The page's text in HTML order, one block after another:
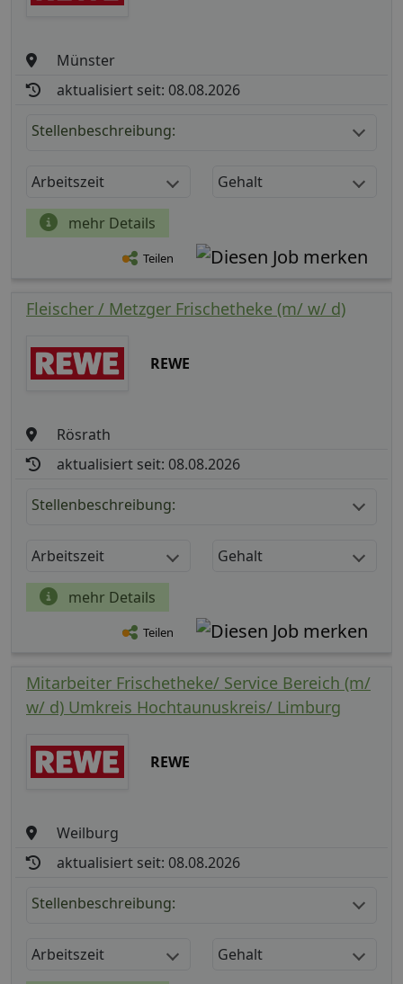
Münster
aktualisiert seit: 08.08.2026
Stellenbeschreibung:
Arbeitszeit Gehalt
mehr Details
Teilen
Fleischer / Metzger Frischetheke (m/ w/ d)
REWE
Rösrath
aktualisiert seit: 08.08.2026
Stellenbeschreibung:
Arbeitszeit Gehalt
mehr Details
Teilen
Mitarbeiter Frischetheke/ Service Bereich (m/
w/ d) Umkreis Hochtaunuskreis/ Limburg
REWE
Weilburg
aktualisiert seit: 08.08.2026
Stellenbeschreibung:
Arbeitszeit Gehalt